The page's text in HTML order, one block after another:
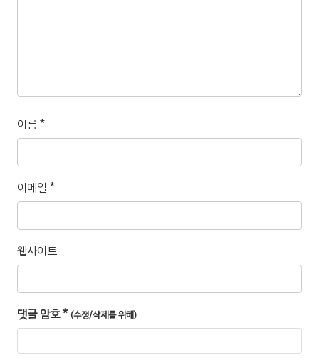
이름*
이메일 *
웹사이트
댓글 암호* (수정/삭제를 위해)